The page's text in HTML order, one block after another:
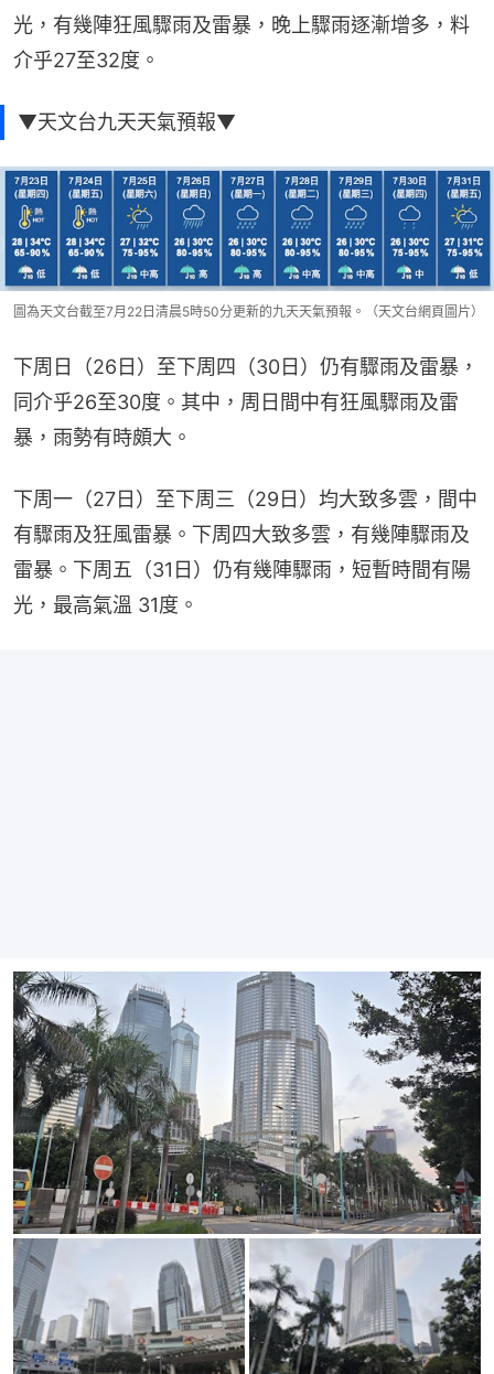
光，有幾陣狂風驟雨及雷暴，晚上驟雨逐漸增多，料
介乎27至32度。
▼天文台九天天氣預報▼
圖為天文台截至7月22日清晨5時50分更新的九天天氣預報。（天文台網頁圖片）
下周日（26日）至下周四（30日）仍有驟雨及雷暴，
同介乎26至30度。其中，周日間中有狂風驟雨及雷
暴，雨勢有時頗大。
下周一（27日）至下周三（29日）均大致多雲，間中
有驟雨及狂風雷暴。下周四大致多雲，有幾陣驟雨及
雷暴。下周五（31日）仍有幾陣驟雨，短暫時間有陽
光，最高氣溫 31度。